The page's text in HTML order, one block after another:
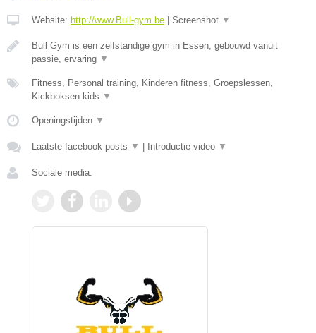
Website: http://www.Bull-gym.be Screenshot ▼
Bull Gym is een zelfstandige gym in Essen, gebouwd vanuit
passie, ervaring ▼
Fitness, Personal training, Kinderen fitness, Groepslessen,
Kickboksen kids ▼
Openingstijden ▼
Laatste facebook posts ▼ Introductie video ▼
Sociale media: